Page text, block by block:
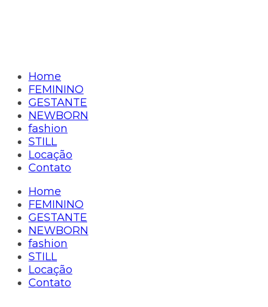
Home
FEMININO
GESTANTE
NEWBORN
fashion
STILL
Locação
Contato
Home
FEMININO
GESTANTE
NEWBORN
fashion
STILL
Locação
Contato